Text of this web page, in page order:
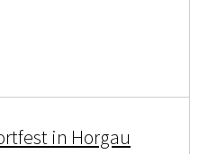
in Horgau